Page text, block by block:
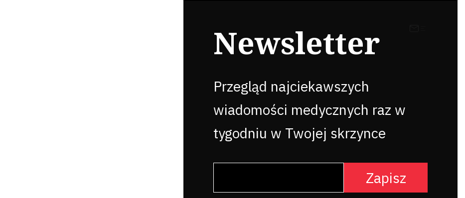
Newsletter
Przegląd najciekawszych
wiadomości medycznych raz w
tygodniu w Twojej skrzynce